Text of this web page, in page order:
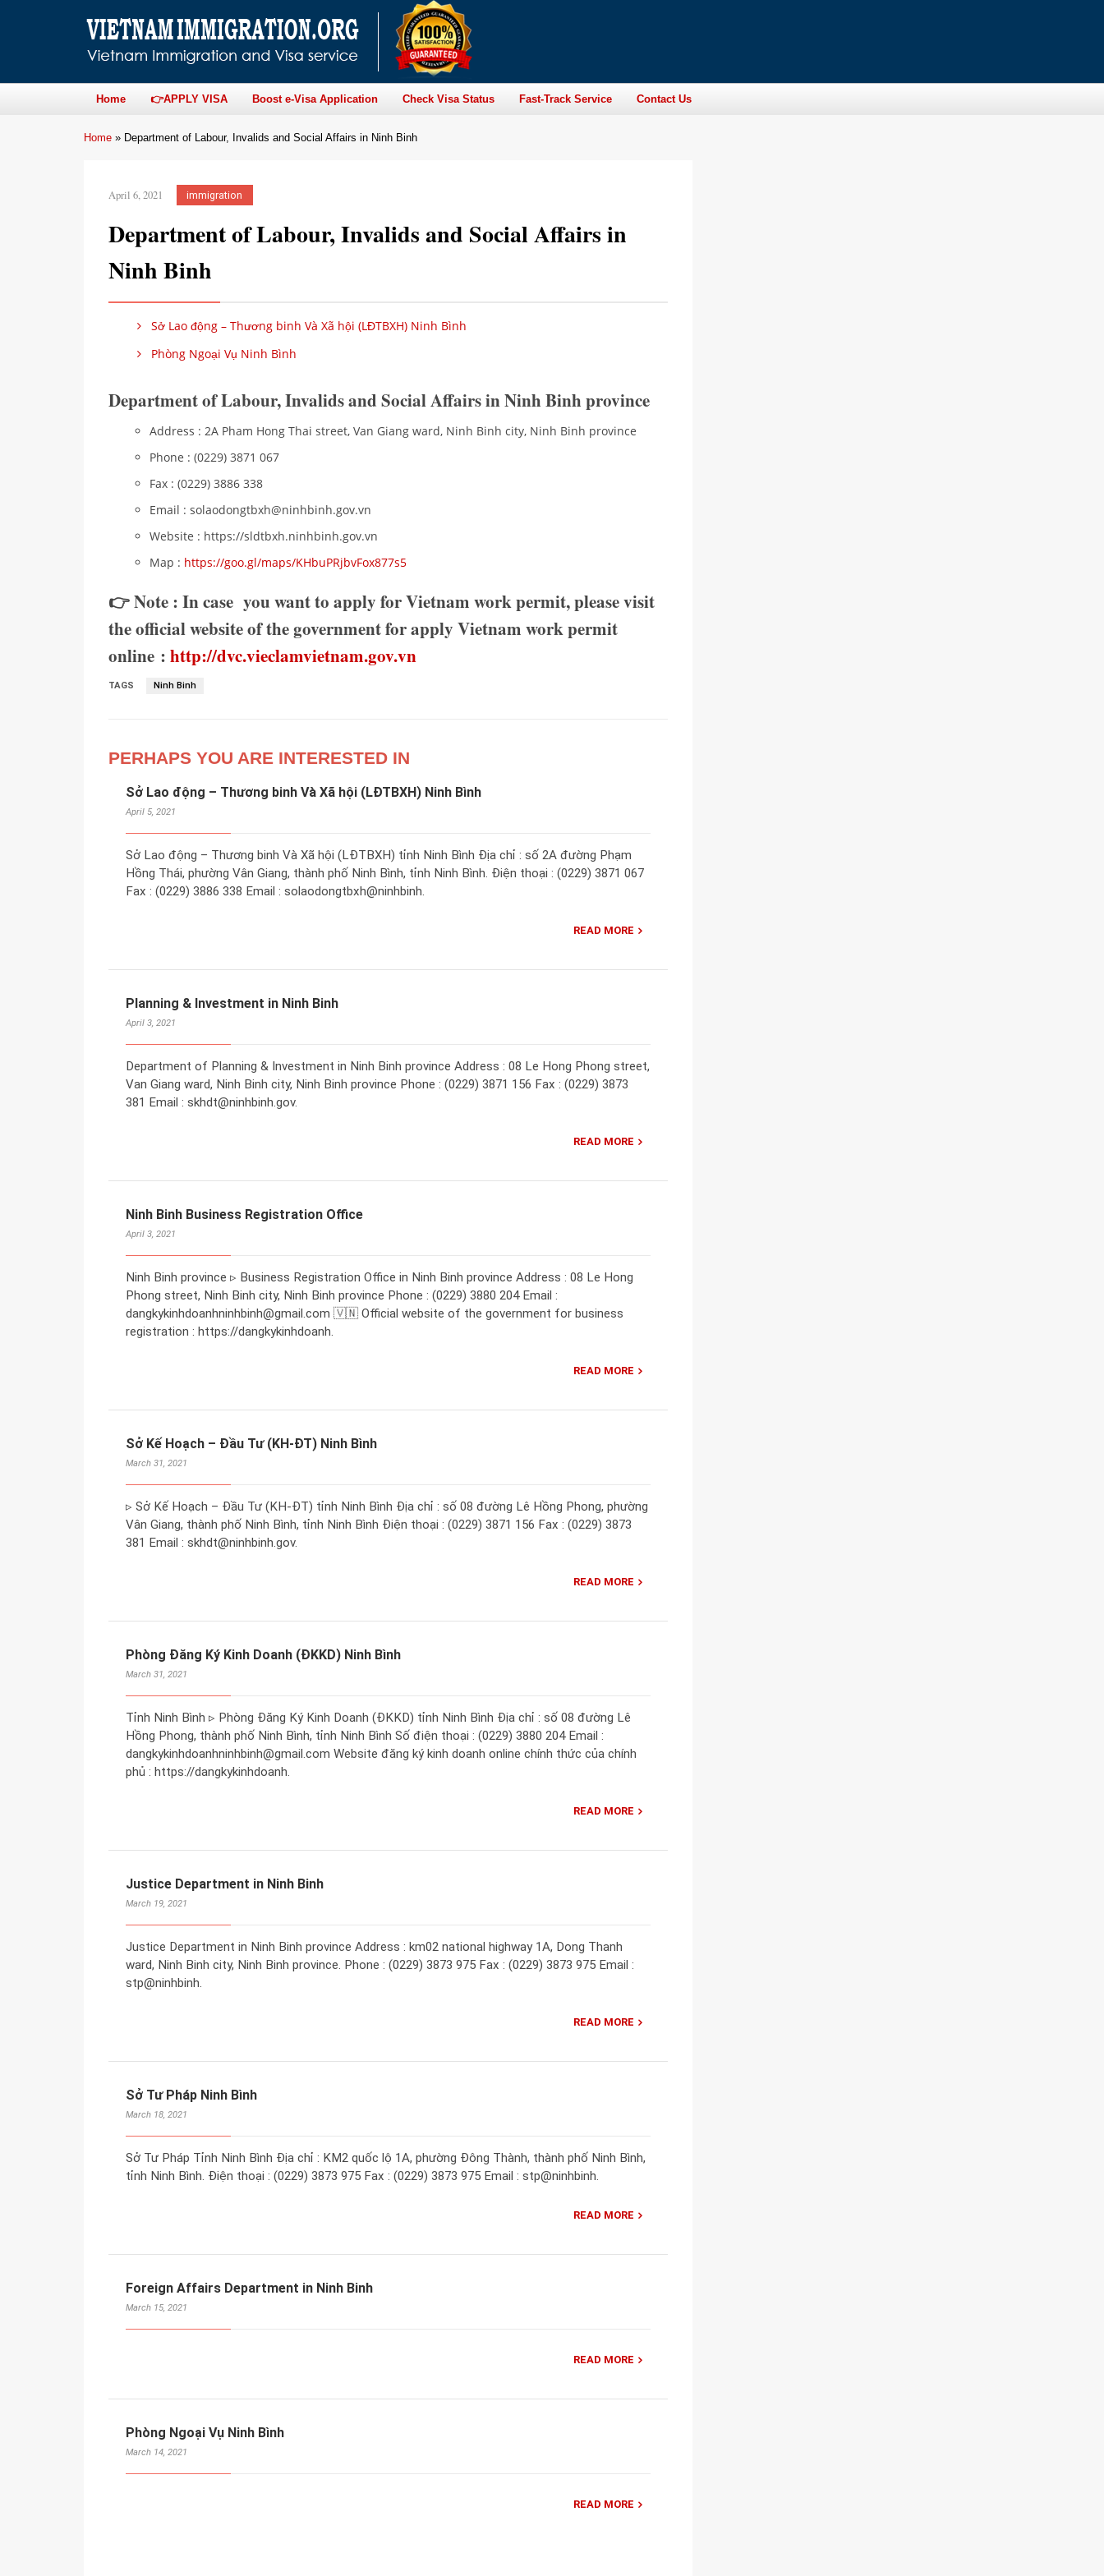
Home 👉APPLY VISA Boost e-Visa Application Check Visa Status Fast-Track Service Contact Us
Home » Department of Labour, Invalids and Social Affairs in Ninh Binh
April 6, 2021 immigration
Department of Labour, Invalids and Social Affairs in
Ninh Binh
Sở Lao động – Thương binh Và Xã hội (LĐTBXH) Ninh Bình
Phòng Ngoại Vụ Ninh Bình
Department of Labour, Invalids and Social Affairs in Ninh Binh province
Address : 2A Pham Hong Thai street, Van Giang ward, Ninh Binh city, Ninh Binh province
Phone : (0229) 3871 067
Fax : (0229) 3886 338
Email : solaodongtbxh@ninhbinh.gov.vn
Website : https://sldtbxh.ninhbinh.gov.vn
Map : https://goo.gl/maps/KHbuPRjbvFox877s5
👉 Note : In case you want to apply for Vietnam work permit, please visit
the official website of the government for apply Vietnam work permit
online : http://dvc.vieclamvietnam.gov.vn
TAGS Ninh Binh
PERHAPS YOU ARE INTERESTED IN
Sở Lao động – Thương binh Và Xã hội (LĐTBXH) Ninh Bình
April 5, 2021
Sở Lao động – Thương binh Và Xã hội (LĐTBXH) tỉnh Ninh Bình Địa chỉ : số 2A đường Phạm
Hồng Thái, phường Vân Giang, thành phố Ninh Bình, tỉnh Ninh Bình. Điện thoại : (0229) 3871 067
Fax : (0229) 3886 338 Email : solaodongtbxh@ninhbinh.
READ MORE
Planning & Investment in Ninh Binh
April 3, 2021
Department of Planning & Investment in Ninh Binh province Address : 08 Le Hong Phong street,
Van Giang ward, Ninh Binh city, Ninh Binh province Phone : (0229) 3871 156 Fax : (0229) 3873
381 Email : skhdt@ninhbinh.gov.
READ MORE
Ninh Binh Business Registration Office
April 3, 2021
Ninh Binh province ▹ Business Registration Office in Ninh Binh province Address : 08 Le Hong
Phong street, Ninh Binh city, Ninh Binh province Phone : (0229) 3880 204 Email :
dangkykinhdoanhninhbinh@gmail.com 🇻🇳 Official website of the government for business
registration : https://dangkykinhdoanh.
READ MORE
Sở Kế Hoạch – Đầu Tư (KH-ĐT) Ninh Bình
March 31, 2021
▹ Sở Kế Hoạch – Đầu Tư (KH-ĐT) tỉnh Ninh Bình Địa chỉ : số 08 đường Lê Hồng Phong, phường
Vân Giang, thành phố Ninh Bình, tỉnh Ninh Bình Điện thoại : (0229) 3871 156 Fax : (0229) 3873
381 Email : skhdt@ninhbinh.gov.
READ MORE
Phòng Đăng Ký Kinh Doanh (ĐKKD) Ninh Bình
March 31, 2021
Tỉnh Ninh Bình ▹ Phòng Đăng Ký Kinh Doanh (ĐKKD) tỉnh Ninh Bình Địa chỉ : số 08 đường Lê
Hồng Phong, thành phố Ninh Bình, tỉnh Ninh Bình Số điện thoại : (0229) 3880 204 Email :
dangkykinhdoanhninhbinh@gmail.com Website đăng ký kinh doanh online chính thức của chính
phủ : https://dangkykinhdoanh.
READ MORE
Justice Department in Ninh Binh
March 19, 2021
Justice Department in Ninh Binh province Address : km02 national highway 1A, Dong Thanh
ward, Ninh Binh city, Ninh Binh province. Phone : (0229) 3873 975 Fax : (0229) 3873 975 Email :
stp@ninhbinh.
READ MORE
Sở Tư Pháp Ninh Bình
March 18, 2021
Sở Tư Pháp Tỉnh Ninh Bình Địa chỉ : KM2 quốc lộ 1A, phường Đông Thành, thành phố Ninh Bình,
tỉnh Ninh Bình. Điện thoại : (0229) 3873 975 Fax : (0229) 3873 975 Email : stp@ninhbinh.
READ MORE
Foreign Affairs Department in Ninh Binh
March 15, 2021
READ MORE
Phòng Ngoại Vụ Ninh Bình
March 14, 2021
READ MORE